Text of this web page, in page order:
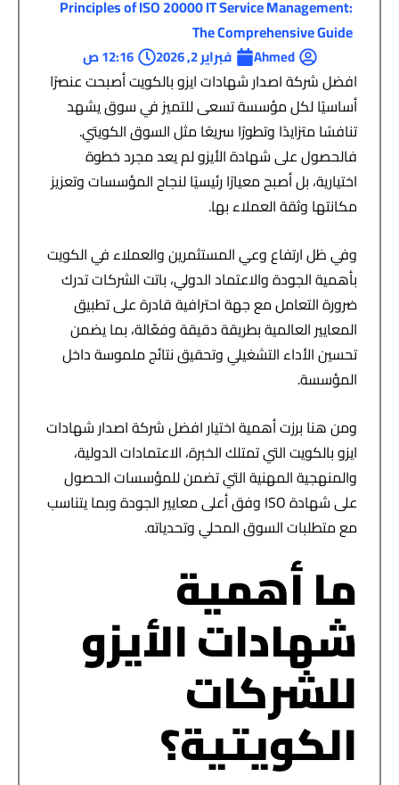
Principles of ISO 20000 IT Service Management:
The Comprehensive Guide
Ahmed فبراير 2, 2026 12:16 ص
افضل شركة اصدار شهادات ايزو بالكويت أصبحت عنصرًا
أساسيًا لكل مؤسسة تسعى للتميز في سوق يشهد
تنافسًا متزايدًا وتطورًا سريعًا مثل السوق الكويتي.
فالحصول على شهادة الأيزو لم يعد مجرد خطوة
اختيارية، بل أصبح معيارًا رئيسيًا لنجاح المؤسسات وتعزيز
مكانتها وثقة العملاء بها.
وفي ظل ارتفاع وعي المستثمرين والعملاء في الكويت
بأهمية الجودة والاعتماد الدولي، باتت الشركات تدرك
ضرورة التعامل مع جهة احترافية قادرة على تطبيق
المعايير العالمية بطريقة دقيقة وفعّالة، بما يضمن
تحسين الأداء التشغيلي وتحقيق نتائج ملموسة داخل
المؤسسة.
ومن هنا برزت أهمية اختيار افضل شركة اصدار شهادات
ايزو بالكويت التي تمتلك الخبرة، الاعتمادات الدولية،
والمنهجية المهنية التي تضمن للمؤسسات الحصول
على شهادة ISO وفق أعلى معايير الجودة وبما يتناسب
مع متطلبات السوق المحلي وتحدياته.
ما أهمية
شهادات الأيزو
للشركات
الكويتية؟